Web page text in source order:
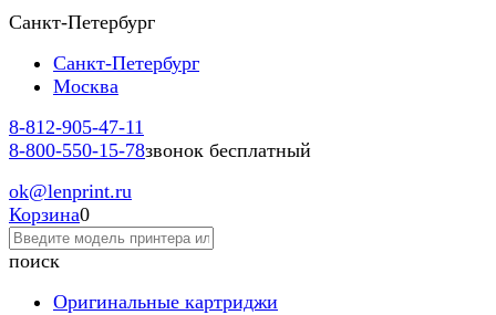
Санкт-Петербург
Санкт-Петербург
Москва
8-812-905-47-11
8-800-550-15-78звонок бесплатный
ok@lenprint.ru
Корзина0
поиск
Оригинальные картриджи